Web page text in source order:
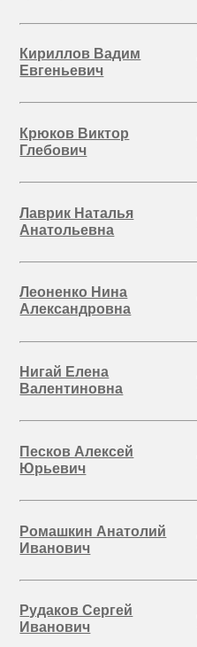
Кириллов Вадим
Евгеньевич
Крюков Виктор
Глебович
Лаврик Наталья
Анатольевна
Леоненко Нина
Александровна
Нигай Елена
Валентиновна
Песков Алексей
Юрьевич
Ромашкин Анатолий
Иванович
Рудаков Сергей
Иванович